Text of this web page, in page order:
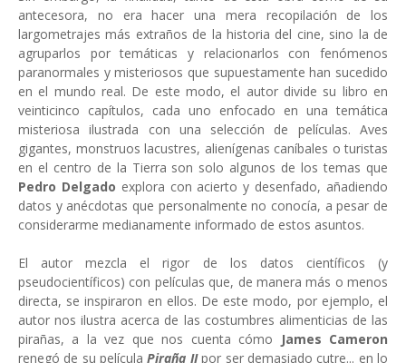
antecesora, no era hacer una mera recopilación de los
largometrajes más extraños de la historia del cine, sino la de
agruparlos por temáticas y relacionarlos con fenómenos
paranormales y misteriosos que supuestamente han sucedido
en el mundo real. De este modo, el autor divide su libro en
veinticinco capítulos, cada uno enfocado en una temática
misteriosa ilustrada con una selección de películas. Aves
gigantes, monstruos lacustres, alienígenas caníbales o turistas
en el centro de la Tierra son solo algunos de los temas que
Pedro Delgado explora con acierto y desenfado, añadiendo
datos y anécdotas que personalmente no conocía, a pesar de
considerarme medianamente informado de estos asuntos.
El autor mezcla el rigor de los datos científicos (y
pseudocientíficos) con películas que, de manera más o menos
directa, se inspiraron en ellos. De este modo, por ejemplo, el
autor nos ilustra acerca de las costumbres alimenticias de las
pirañas, a la vez que nos cuenta cómo
James Cameron
renegó de su películaPiraña IIpor ser demasiado cutre... en lo